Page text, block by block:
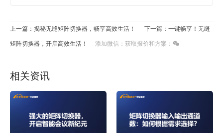
上一篇：揭秘无缝矩阵切换器，畅享高效生活！ 下一篇：一键畅享！无缝
矩阵切换器，开启高效生活！ 添加微信：获取报价和方案：
相关资讯